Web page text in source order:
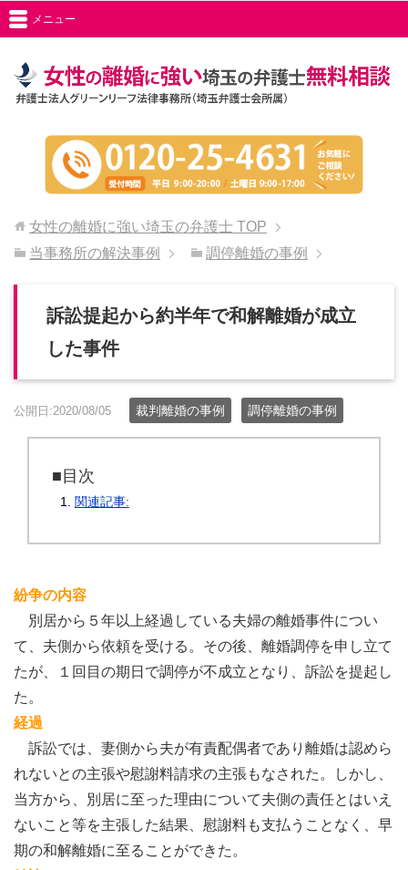
メニュー
女性の離婚に強い埼玉の弁護士 TOP
当事務所の解決事例
調停離婚の事例
訴訟提起から約半年で和解離婚が成立
した事件
公開日:2020/08/05 裁判離婚の事例 調停離婚の事例
■目次
関連記事:
紛争の内容
別居から５年以上経過している夫婦の離婚事件につい
て、夫側から依頼を受ける。その後、離婚調停を申し立て
たが、１回目の期日で調停が不成立となり、訴訟を提起し
た。
経過
訴訟では、妻側から夫が有責配偶者であり離婚は認めら
れないとの主張や慰謝料請求の主張もなされた。しかし、
当方から、別居に至った理由について夫側の責任とはいえ
ないこと等を主張した結果、慰謝料も支払うことなく、早
期の和解離婚に至ることができた。